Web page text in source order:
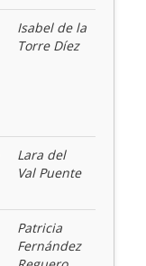
Isabel de la
Torre Díez
Lara del
Val Puente
Patricia
Fernández